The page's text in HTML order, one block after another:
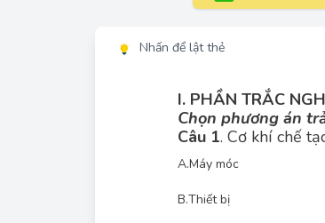
Nhấn để lật thẻ
I. PHẦN TRẮC
Chọn phương án
Câu 1. Cơ khí chế
A.Máy móc
B.Thiết bị